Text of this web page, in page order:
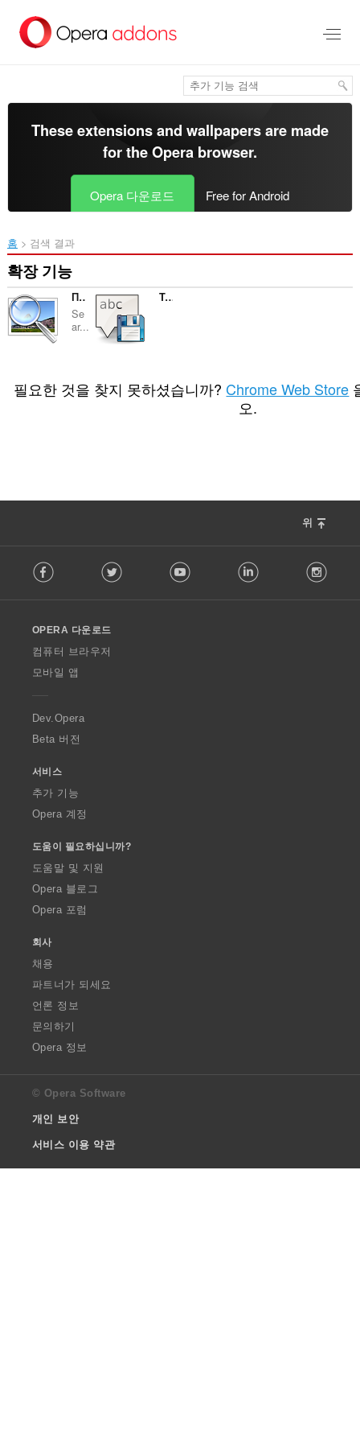
건
These extensions and wallpapers are made
for theOpera browser.
Opera 다운로드 Free for Android
홈 검색 결과
확장 기능
Поиск по картинке
Se
ar...
등
급
Text Save
등
급
필요한 것을 찾지 못하셨습니까? Chrome Web Store
오.
위
o
w
O
p
a
Facebook Twitter Youtube LinkedIn
OPERA 다운로드
컴퓨터 브라우저
모바일 앱
Dev.Opera
Beta 버전
서비스
추가 기능
Opera 계정
도움이 필요하십니까?
도움말 및 지원
Opera 블로그
Opera 포럼
회사
채용
파트너가 되세요
언론 정보
문의하기
Opera 정보
© Opera Software
개인 보안
서비스 이용 약관